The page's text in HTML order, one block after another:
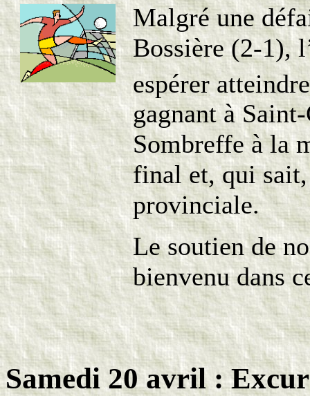
Malgré une
Bossière (2-1),
espérer
gagnant à
Sombreffe à la
final et, qui
provinciale.
Le soutien de
bienvenu dans
Samedi 20 avril :